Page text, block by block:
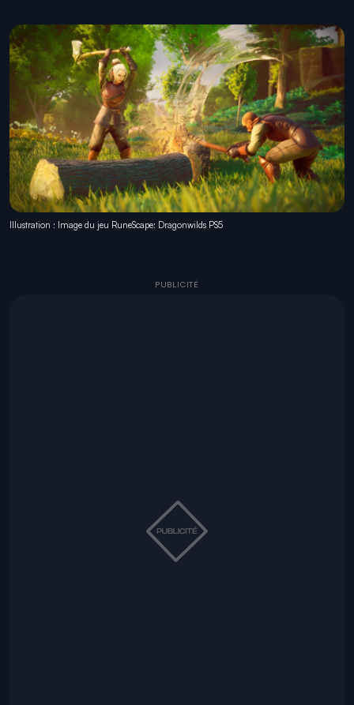
Illustration : Image du jeu RuneScape: Dragonwilds PS5